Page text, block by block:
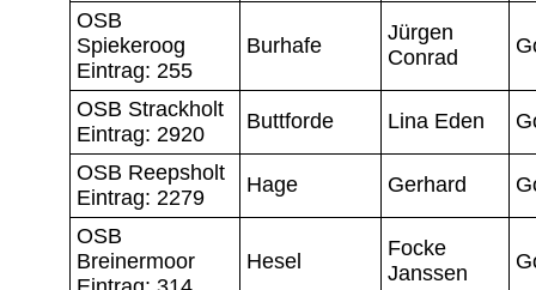
OSB
Spiekeroog
Eintrag: 255
Burhafe
Jürgen
Conrad
OSB Strackholt
Eintrag: 2920
Buttforde Lina Eden
OSB Reepsholt
Eintrag: 2279
Hage Gerhard
OSB
Breinermoor
Hesel
Focke
Janssen